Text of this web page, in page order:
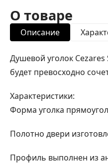
О товаре
Описание
Душевой уголок
будет превосходно
Характеристики:
Форма уголка
Полотно двери
Профиль выполнен из